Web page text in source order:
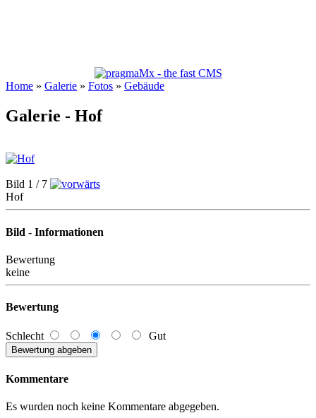
Home » Galerie » Fotos » Gebäude
Galerie - Hof
Bild 1 / 7
Hof
Bild - Informationen
Bewertung
keine
Bewertung
Schlecht Gut
Kommentare
Es wurden noch keine Kommentare abgegeben.